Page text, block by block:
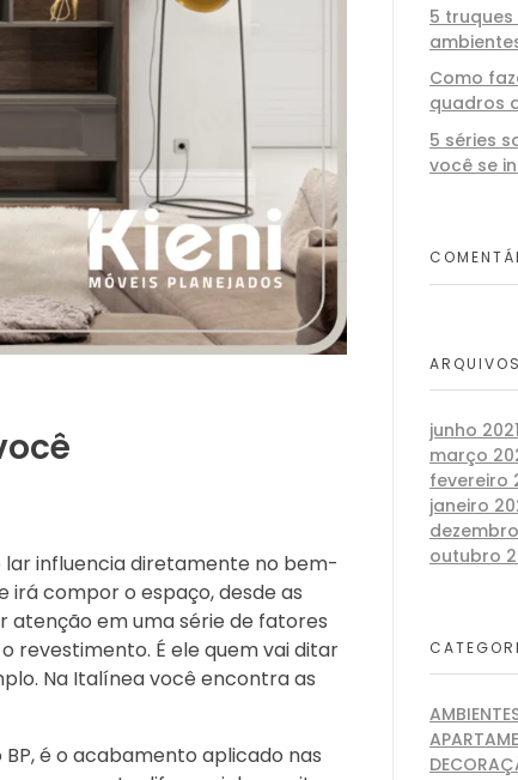
lar influencia diretamente no bem-
compor o espaço, desde as
atenção em uma série de fatores
revestimento. É ele quem vai ditar
Na Italínea você encontra as
é o acabamento aplicado nas
5
Como
quadros
5 séries
você se
ARQUIVOS
junho 2021
março
fevereiro
janeiro
outubro